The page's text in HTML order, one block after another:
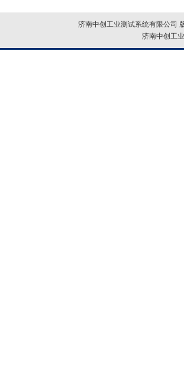
济南中创工业测试系统有限公司
济南中创工